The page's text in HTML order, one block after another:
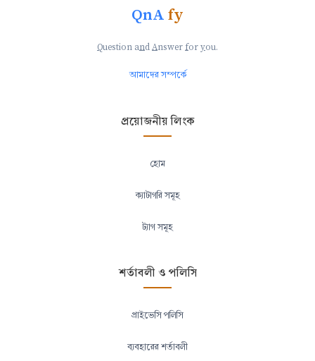
QnAfy
Question andAnswer foryou.
আমাদের সম্পর্কে
প্রয়োজনীয় লিংক
হোম
ক্যাটাগরি সমূহ
ট্যাগ সমূহ
শর্তাবলী ও পলিসি
প্রাইভেসি পলিসি
ব্যবহারের শর্তাবলী